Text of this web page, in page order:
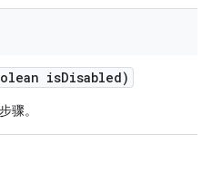
isDisabled)
骤。